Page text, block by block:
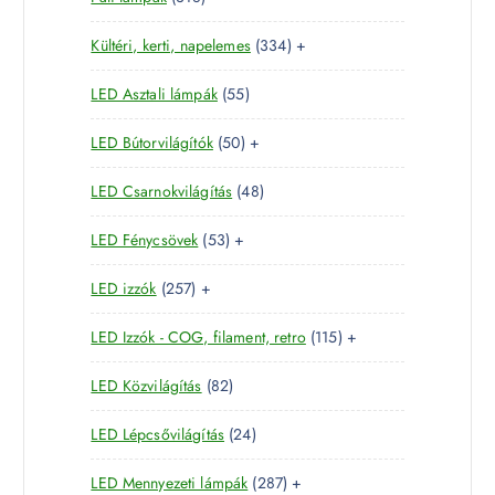
é
k
m
é
k
e
r
m
é
k
1
8
t
e
r
m
é
k
Kültéri, kerti, napelemes 3343
3
t
r
é
+
LED Asztali lámpák 555
5
t
e
r
m
k
LED Bútorvilágítók 505
0
t
e
r
m
k
+
LED Csarnokvilágítás 484
8
e
m
é
k
LED Fénycsövek 535
3
e
r
m
é
k
+
LED izzók 2572
5
7
t
e
r
m
é
k
+
LED Izzók - COG, filament, retro 1151
1
t
r
+
LED Közvilágítás 828
2
t
e
r
LED Lépcsővilágítás 242
4
t
LED Mennyezeti lámpák 2872 +